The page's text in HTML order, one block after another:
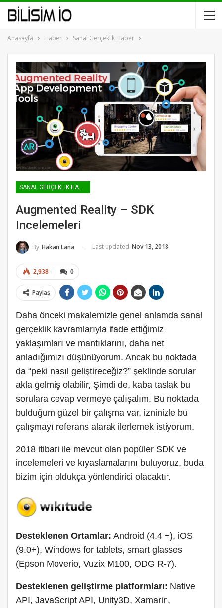
Anasayfa Haber Sanal Gerçeklik Haber
SANAL GERÇEKLIK HABER
Augmented Reality – SDK
Incelemeleri
By Hakan Lana Last updated Nov 13, 2018
0
2,938
Paylaş
Daha önceki makalemizle genel anlamda sanal
gerçeklik kavramlarıyla ifade ettiğimiz
yaklaşımları ve mantıklarını, daha net
anladığımızı düşünüyorum. Ancak bu noktada
da “peki nasıl geliştireceğiz?” şeklinde sorular
akla gelmiş olabilir, Şimdi de, kaba taslak bu
sorulara cevap vermeye çalışalım. Bu noktada
bulduğum güzel bir çalışma var, izninizle bu
çalışmayı referans alarak ilerlemek istiyorum.
2018 itibari ile mevcut olan popüler SDK ve
incelemeleri ve kıyaslamalarını buluyoruz, buda
bizim için oldukça yönlendirici olacaktır.
Desteklenen Ortamlar: Android (4.4 +), iOS
(9.0+), Windows for tablets, smart glasses
(Epson Moverio, Vuzix M100, ODG R-7).
Desteklenen geliştirme platformları: Native
API, JavaScript API, Unity3D, Xamarin,